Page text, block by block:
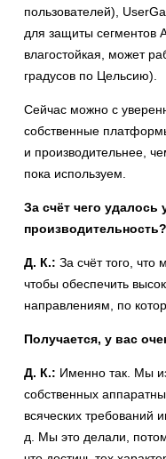
пользователей),
для защиты сегментов
влагостойкая, может
градусов по Цельсию).
Сейчас можно с
собственные
и производительнее,
пока используем.
За счёт чего удалось
производительность?
Д. К.: За счёт того, что
чтобы обеспечить
направлениям, по
Получается, у вас
Д. К.: Именно так. Мы
собственных
всяческих требований
д. Мы это делали,